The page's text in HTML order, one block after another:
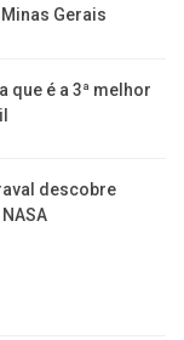
Gerais
que é a 3ª melhor
descobre